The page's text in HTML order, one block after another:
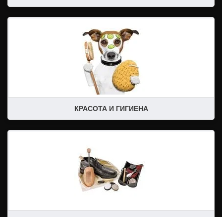
КРАСОТА И ГИГИЕНА
Стельки, сушилки для обуви